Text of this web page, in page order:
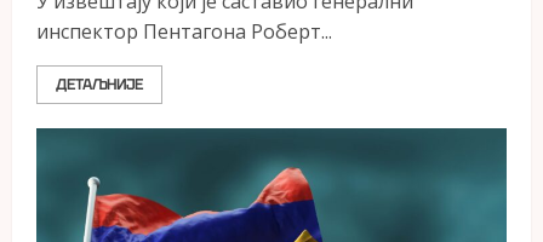
инспектор Пентагона Роберт...
ДЕТАЉНИЈЕ